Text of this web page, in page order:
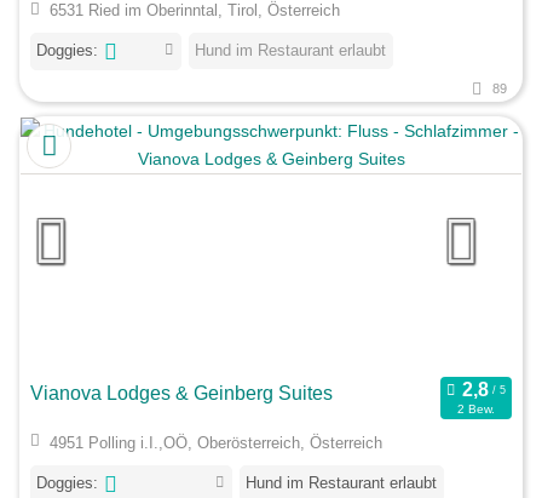
6531 Ried im Oberinntal, Tirol, Österreich
Doggies: Hund im Restaurant erlaubt
89
Vianova Lodges & Geinberg Suites
2 Bew.
4951 Polling i.I.,OÖ, Oberösterreich, Österreich
Doggies: Hund im Restaurant erlaubt